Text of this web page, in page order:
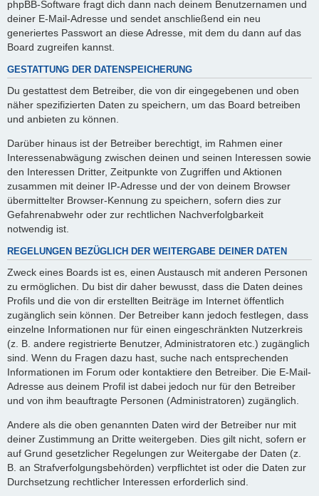
phpBB-Software fragt dich dann nach deinem Benutzernamen und
deiner E-Mail-Adresse und sendet anschließend ein neu
generiertes Passwort an diese Adresse, mit dem du dann auf das
Board zugreifen kannst.
GESTATTUNG DER DATENSPEICHERUNG
Du gestattest dem Betreiber, die von dir eingegebenen und oben
näher spezifizierten Daten zu speichern, um das Board betreiben
und anbieten zu können.
Darüber hinaus ist der Betreiber berechtigt, im Rahmen einer
Interessenabwägung zwischen deinen und seinen Interessen sowie
den Interessen Dritter, Zeitpunkte von Zugriffen und Aktionen
zusammen mit deiner IP-Adresse und der von deinem Browser
übermittelter Browser-Kennung zu speichern, sofern dies zur
Gefahrenabwehr oder zur rechtlichen Nachverfolgbarkeit
notwendig ist.
REGELUNGEN BEZÜGLICH DER WEITERGABE DEINER DATEN
Zweck eines Boards ist es, einen Austausch mit anderen Personen
zu ermöglichen. Du bist dir daher bewusst, dass die Daten deines
Profils und die von dir erstellten Beiträge im Internet öffentlich
zugänglich sein können. Der Betreiber kann jedoch festlegen, dass
einzelne Informationen nur für einen eingeschränkten Nutzerkreis
(z. B. andere registrierte Benutzer, Administratoren etc.) zugänglich
sind. Wenn du Fragen dazu hast, suche nach entsprechenden
Informationen im Forum oder kontaktiere den Betreiber. Die E-Mail-
Adresse aus deinem Profil ist dabei jedoch nur für den Betreiber
und von ihm beauftragte Personen (Administratoren) zugänglich.
Andere als die oben genannten Daten wird der Betreiber nur mit
deiner Zustimmung an Dritte weitergeben. Dies gilt nicht, sofern er
auf Grund gesetzlicher Regelungen zur Weitergabe der Daten (z.
B. an Strafverfolgungsbehörden) verpflichtet ist oder die Daten zur
Durchsetzung rechtlicher Interessen erforderlich sind.